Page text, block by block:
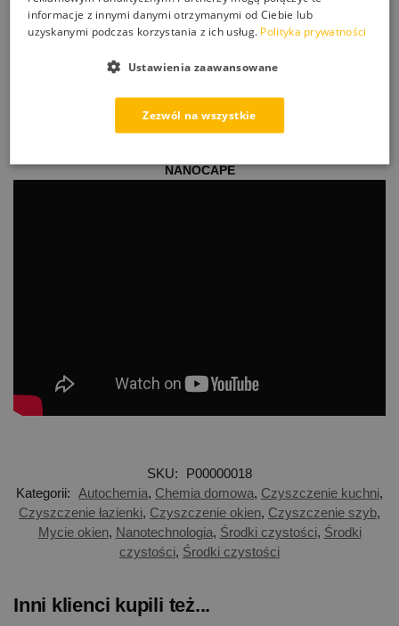
– 500ml
Sposób użycia:
Spryskujemy niewielką ilością preparatu powierzchnię lub
nanosimy bezpośrednio na ścierkę lub gabkę, następnie
polerujemy okrężnymi ruchami. Dla lepszego efektu czynność
NANOCAPE
SKU:
P00000018
Kategorii: Autochemia, Chemia domowa, Czyszczenie kuchni,
Czyszczenie łazienki, Czyszczenie okien, Czyszczenie szyb,
Mycie okien, Nanotechnologia, Środki czystości, Środki
czystości, Środki czystości
Inni klienci kupili też...
informacje z innymi danymi otrzymanymi od Ciebie lub
uzyskanymi podczas korzystania z ich usług. Polityka prywatności
Zezwól na wszystkie
Ustawienia zaawansowane